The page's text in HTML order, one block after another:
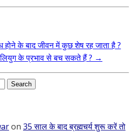
होने के बाद जीवन में कुछ शेष रह जाता है ?
के प्रभाव से बच सकते हैं ? →
on 35 साल के बाद ब्रह्मचर्य शुरू करें तो